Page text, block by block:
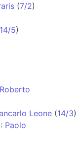
(7/2)
14/5)
Roberto
Leone (14/3)
: Paolo